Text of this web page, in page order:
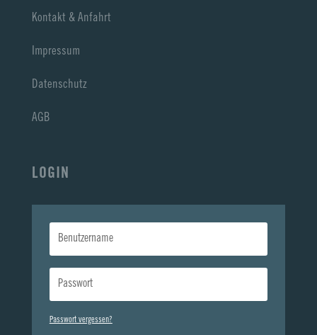
Kontakt & Anfahrt
Impressum
Datenschutz
AGB
LOGIN
Passwort vergessen?